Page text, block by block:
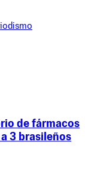
de fármacos
3 brasileños